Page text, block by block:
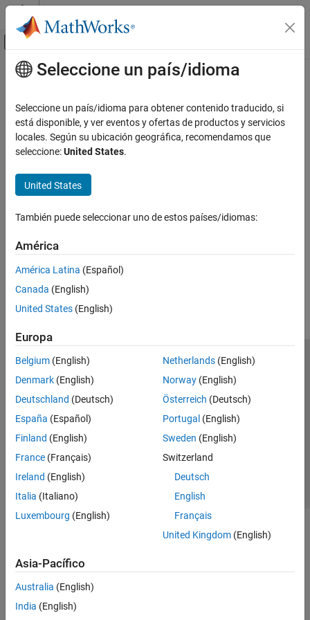
Saltar al contenido
Mostrar/ocultar menú de navegación
Inicio de Documentación
Contenido principal
How useful was this information?
Seleccione un país/idioma
Seleccione un país/idioma para obtener contenido traducido, si
está disponible, y ver eventos y ofertas de productos y servicios
locales. Según su ubicación geográfica, recomendamos que
seleccione:United States.
United States
También puede seleccionar uno de estos países/idiomas:
América
América Latina (Español)
Canada (English)
United States (English)
Europa
Belgium (English)
Denmark (English)
Deutschland (Deutsch)
España (Español)
Finland (English)
France (Français)
Ireland (English)
Italia (Italiano)
Luxembourg (English)
Netherlands(English)
Norway(English)
Österreich (Deutsch)
Portugal (English)
Sweden (English)
Switzerland
Deutsch
English
Français
United Kingdom(English)
Asia-Pacífico
Australia (English)
India (English)
Centro de confianza
Marcas comerciales
Política de privacidad
Antipiratería
Estado de las aplicaciones
Información de contacto
© 1994-2026 The MathWorks, Inc.